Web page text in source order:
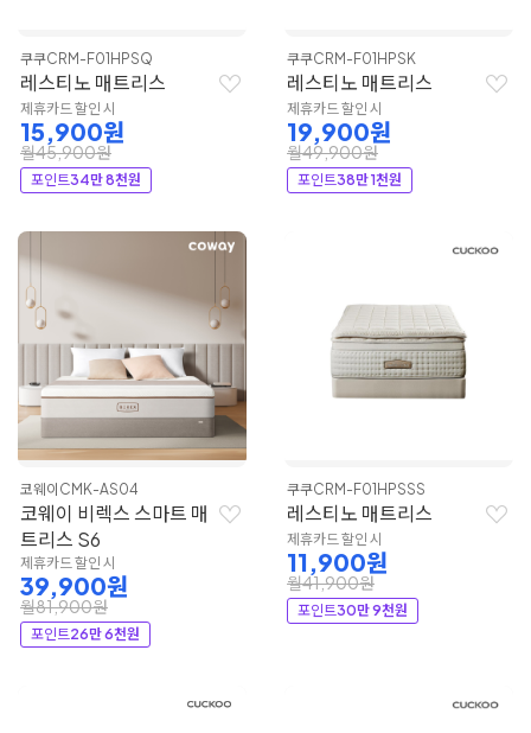
쿠쿠CRM-F01HPSQ
레스티노 매트리스
제휴카드 할인 시
15,900원
월45,900원
포인트34만 8천원
쿠쿠CRM-F01HPSK
레스티노 매트리스
제휴카드 할인 시
19,900원
월49,900원
포인트38만 1천원
코웨이 CMK-AS04
코웨이 비렉스 스마트 매
트리스 S6
제휴카드 할인 시
39,900원
월81,900원
포인트26만 6천원
쿠쿠CRM-F01HPSSS
레스티노 매트리스
제휴카드 할인 시
11,900원
월41,900원
포인트30만 9천원